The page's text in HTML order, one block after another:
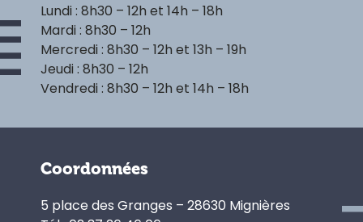
Lundi : 8h30 – 12h et 14h – 18h
Mardi : 8h30 – 12h
Mercredi : 8h30 – 12h et 13h – 19h
Jeudi : 8h30 – 12h
Vendredi : 8h30 – 12h et 14h – 18h
Coordonnées
5 place des Granges – 28630 Mignières